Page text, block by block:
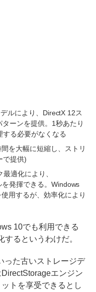
ルにより、DirectX 12ス
ーンを提供。1秒あたり
る必要がなくなる
を大幅に短縮し、ストリ
で提供)
適化により、
発揮できる。Windows
用するが、効率化により
10でも利用できる
るというわけだ。
た古いストレージデ
エンジン
トを享受できるとし